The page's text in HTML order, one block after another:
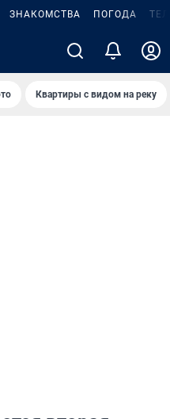
ЗНАКОМСТВА ПОГОДА
Квартиры с видом на реку